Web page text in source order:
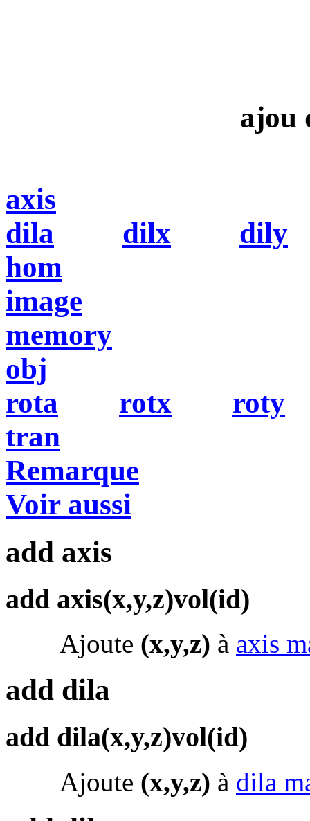
ajou
axis
dila
dilx
dily
hom
image
memory
obj
rota
rotx
roty
tran
Remarque
Voir aussi
add axis
add axis(x,y,z)vol(id)
Ajoute (x,y,z) à axis
add dila
add dila(x,y,z)vol(id)
Ajoute (x,y,z) à dila